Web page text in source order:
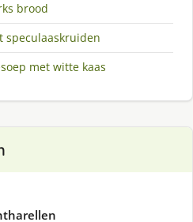
brood
speculaaskruiden
met witte kaas